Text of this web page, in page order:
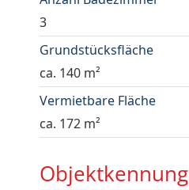
3
Grundstücksfläche
ca. 140 m²
Vermietbare Fläche
ca. 172 m²
Objektkennung